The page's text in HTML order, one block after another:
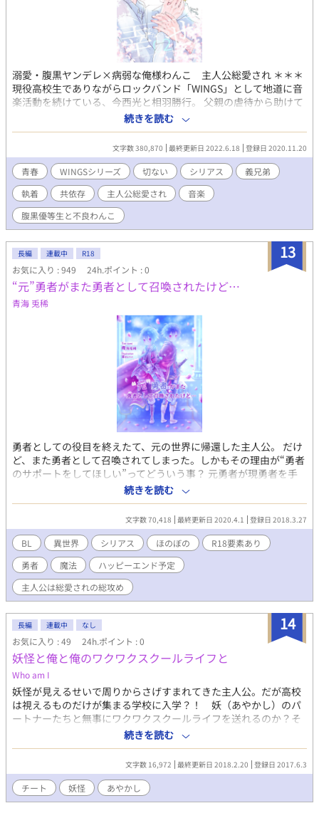
溺愛・腹黒ヤンデレ×病弱な俺様わんこ 主人公総愛され ＊＊＊
現役高校生でありながらロックバンド「WINGS」として地道に音
楽活動を続けている、今西光と相羽勝行。 父親の虐待から助けて
くれた親友・勝行の義弟として生きることを選んだ光は、生まれ
つき心臓に病を抱えて闘病中。大学受験を控えながらも、光を過
保護に構う勝行の優しさに甘えてばかりの日々。 ある日四つ葉の
クローバー伝説を聞いた光は、勝行にプレゼントしたくて自分も
探し始める。だがそう簡単には見つからず、病弱な身体は悲鳴を
あげてしまう。 音楽活動の相棒として、義兄弟として、互いの手
を取り生涯寄り添うことを選んだ二人の純愛青春物語。 ★★★
WINGSシリーズ本編第２部 ★★★ 高校3年生の物語を収録して
います。 ▶本編Ⅰ 背徳の堕天使 全2巻 （kindle電子書籍）の
冒頭の人物紹介＆あらすじページには内容のネタバレも含まれま
すのでご注意ください。 ※前作「両翼少年協奏曲」とは同じ時系
列の話です 視点や展開が多少異なります。単品でも楽しめます
が、できれば両方ご覧いただけると嬉しいです ※主人公は被虐待
のトラウマを抱えています。軽度な暴力シーンがあります。苦手
な方はご注意くだださい。
続きを読む
文字数 380,870 最終更新日 2022.6.18 登録日 2020.11.20
青春 WINGSシリーズ 切ない シリアス
義兄弟
執着
共依存 主人公総愛され
音楽
腹黒優等生と不良わんこ
13
長編 連載中 R18
お気に入り : 949 24h.ポイント : 0
“元”勇者がまた勇者として召喚されたけど…
青海 兎稀
勇者としての役目を終えたて、元の世界に帰還した主人公。 だけ
ど、また勇者として召喚されてしまった。しかもその理由が“勇者
のサポートをしてほしい”ってどういう事？ 元勇者が現勇者を手
助けする物語……ではないです。 ※主人公総愛されの総攻めにな
ります。 ※今後の展開についての質問などはお答え致しませんの
続きを読む
文字数 70,418 最終更新日 2020.4.1 登録日 2018.3.27
BL 異世界 シリアス ほのぼの
R18要素あり
勇者
魔法
ハッピーエンド予定
主人公は総愛されの総攻め
14
長編 連載中 なし
お気に入り : 49 24h.ポイント : 0
妖怪と俺と俺のワクワクスクールライフと
Who am I
妖怪が見えるせいで周りからさげすまれてきた主人公。だが高校
は視えるものだけが集まる学校に入学？！ 妖（あやかし）のパ
ートナーたちと無事にワクワクスクールライフを送れるのか？そ
して鈍感＆天然主人公はみんなの隠された... 訂正、意外とオープ
ンな恋心に気付くのだろうか。
そして誰も知らない主人公の秘密が今あ
かされる。 主人公総愛されで、チートな部分もあります。 批判と
かはやめてください。ガラスのハートが砕け散っちゃうので。
続きを読む
文字数 16,972 最終更新日 2018.2.20 登録日 2017.6.3
チート 妖怪 あやかし